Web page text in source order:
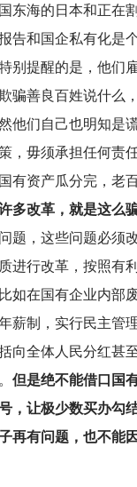
东海的日本和正在
和国企私有化是
别提醒的是，他们
骗善良百姓说什么
他们自己也明知是
，毋须承担任何责
有资产瓜分完，老
多改革，就是这么
题，这些问题必须
进行改革，按照有
如在国有企业内部
薪制，实行民主管
向全体人民分红甚
但是绝不能借口国
，让极少数买办勾
再有问题，也不能